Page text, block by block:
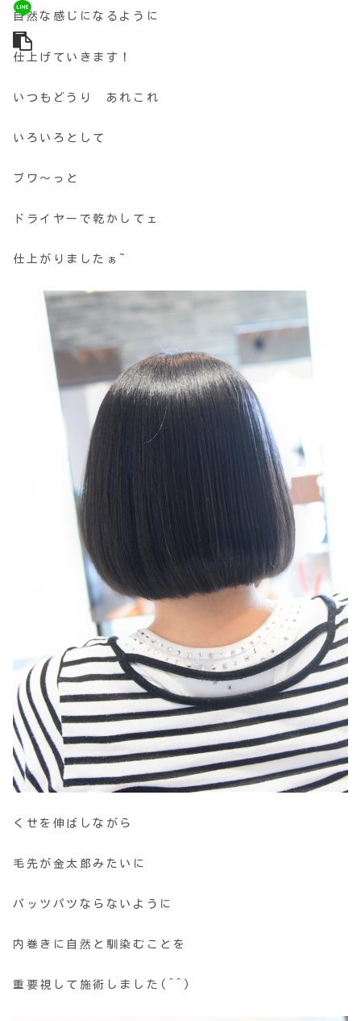
自然な感じになるように
仕上げていきます！
いつもどうり あれこれ
いろいろとして
ブワ～っと
ドライヤーで乾かしてェ
仕上がりましたぁ~
くせを伸ばしながら
毛先が金太郎みたいに
パッツパツならないように
内巻きに自然と馴染むことを
重要視して施術しました(^^)